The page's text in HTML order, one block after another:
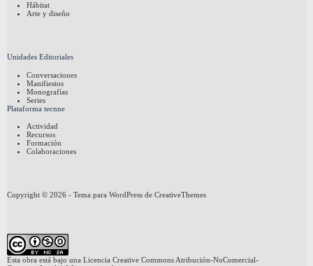
Hábitat
Arte y diseño
Unidades Editoriales
Conversaciones
Manifiestos
Monografías
Series
Plataforma tecnne
Actividad
Recursos
Formación
Colaboraciones
Copyright © 2026 - Tema para WordPress de CreativeThemes
Esta obra está bajo una Licencia Creative Commons Atribución-NoComercial-